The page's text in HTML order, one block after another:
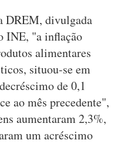
DREM, divulgada
INE, "a inflação
alimentares
situou-se em
de 0,1
ao mês precedente",
aumentaram 2,3%,
um acréscimo